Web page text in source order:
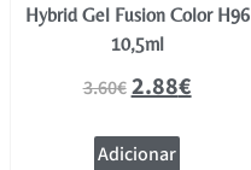
Hybrid Gel Fusion Color H96
10,5ml
3.60€2.88€
Adicionar